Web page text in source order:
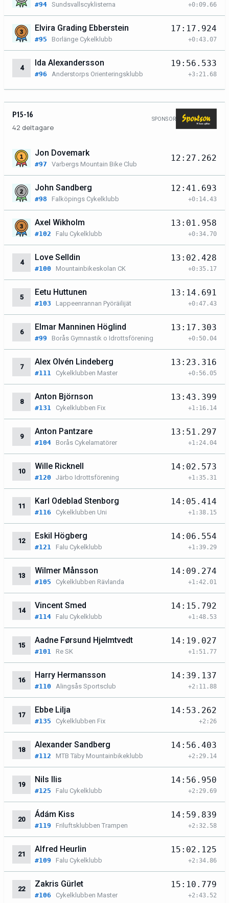
#94 Sundsvallscyklisterna +0:09.66
Elvira Grading Ebberstein
#95 Borlänge Cykelklubb
17:17.924
+0:43.07
4
Ida Alexandersson
#96 Anderstorps Orienteringsklubb
19:56.533
+3:21.68
P15-16
42 deltagare
SPONSOR
Jon Dovemark
#97 Varbergs Mountain Bike Club
12:27.262
John Sandberg
#98 Falköpings Cykelklubb
12:41.693
+0:14.43
Axel Wikholm
#102 Falu Cykelklubb
13:01.958
+0:34.70
4
Love Selldin
#100 Mountainbikeskolan CK
13:02.428
+0:35.17
5
Eetu Huttunen
#103 Lappeenrannan Pyöräilijät
13:14.691
+0:47.43
6
Elmar Manninen Höglind
#99 Borås Gymnastik o Idrottsförening
13:17.303
+0:50.04
7
Alex Olvén Lindeberg
#111 Cykelklubben Master
13:23.316
+0:56.05
8
Anton Björnson
#131 Cykelklubben Fix
13:43.399
+1:16.14
9
Anton Pantzare
#104 Borås Cykelamatörer
13:51.297
+1:24.04
10
Wille Ricknell
#120 Järbo Idrottsförening
14:02.573
+1:35.31
11
Karl Odeblad Stenborg
#116 Cykelklubben Uni
14:05.414
+1:38.15
12
Eskil Högberg
#121 Falu Cykelklubb
14:06.554
+1:39.29
13
Wilmer Månsson
#105 Cykelklubben Rävlanda
14:09.274
+1:42.01
14
Vincent Smed
#114 Falu Cykelklubb
14:15.792
+1:48.53
15
Aadne Førsund Hjelmtvedt
#101 Re SK
14:19.027
+1:51.77
16
Harry Hermansson
#110 Alingsås Sportsclub
14:39.137
+2:11.88
17
Ebbe Lilja
#135 Cykelklubben Fix
14:53.262
+2:26
18
Alexander Sandberg
#112 MTB Täby Mountainbikeklubb
14:56.403
+2:29.14
19
Nils Ilis
#125 Falu Cykelklubb
14:56.950
+2:29.69
20
Ádám Kiss
#119 Friluftsklubben Trampen
14:59.839
+2:32.58
21
Alfred Heurlin
#109 Falu Cykelklubb
15:02.125
+2:34.86
22
Zakris Gürlet
#106 Cykelklubben Master
15:10.779
+2:43.52